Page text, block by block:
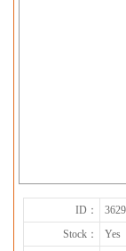
ID：
Stock：
Yes